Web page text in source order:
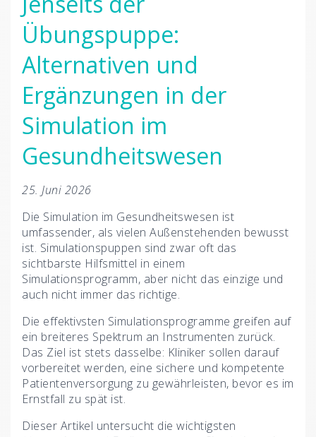
Übungspuppe:
Alternativen und
Ergänzungen in der
Simulation im
Gesundheitswesen
25. Juni 2026
Die Simulation im Gesundheitswesen ist
umfassender, als vielen Außenstehenden bewusst
ist. Simulationspuppen sind zwar oft das
sichtbarste Hilfsmittel in einem
Simulationsprogramm, aber nicht das einzige und
auch nicht immer das richtige.
Die effektivsten Simulationsprogramme greifen auf
ein breiteres Spektrum an Instrumenten zurück.
Das Ziel ist stets dasselbe: Kliniker sollen darauf
vorbereitet werden, eine sichere und kompetente
Patientenversorgung zu gewährleisten, bevor es im
Ernstfall zu spät ist.
Dieser Artikel untersucht die wichtigsten